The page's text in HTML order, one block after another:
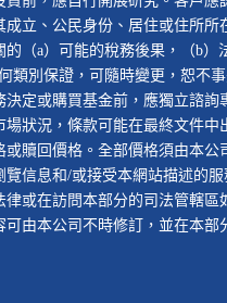
立、公民身份、居住或住所所
（a）可能的稅務後果，（b）
類別保證，可隨時變更，恕不
定或購買基金前，應獨立諮詢
狀況，條款可能在最終文件中
贖回價格。全部價格須由本公
信息和/或接受本網站描述的服
或在訪問本部分的司法管轄區
由本公司不時修訂，並在本部